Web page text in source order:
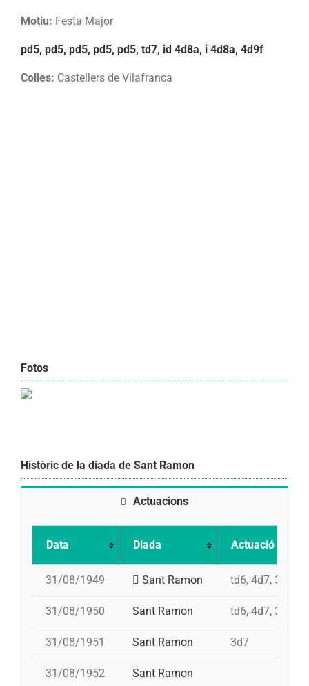
Motiu: Festa Major
pd5, pd5, pd5, pd5, pd5, td7, id 4d8a, i 4d8a, 4d9f
Colles: Castellers de Vilafranca
Fotos
Històric de la diada de Sant Ramon
Actuacions
Data Diada Actuació
31/08/1949 Sant Ramon td6, 4d7, 3d7,
31/08/1950 Sant Ramon td6, 4d7, 3d7,
31/08/1951 Sant Ramon 3d7
31/08/1952 Sant Ramon